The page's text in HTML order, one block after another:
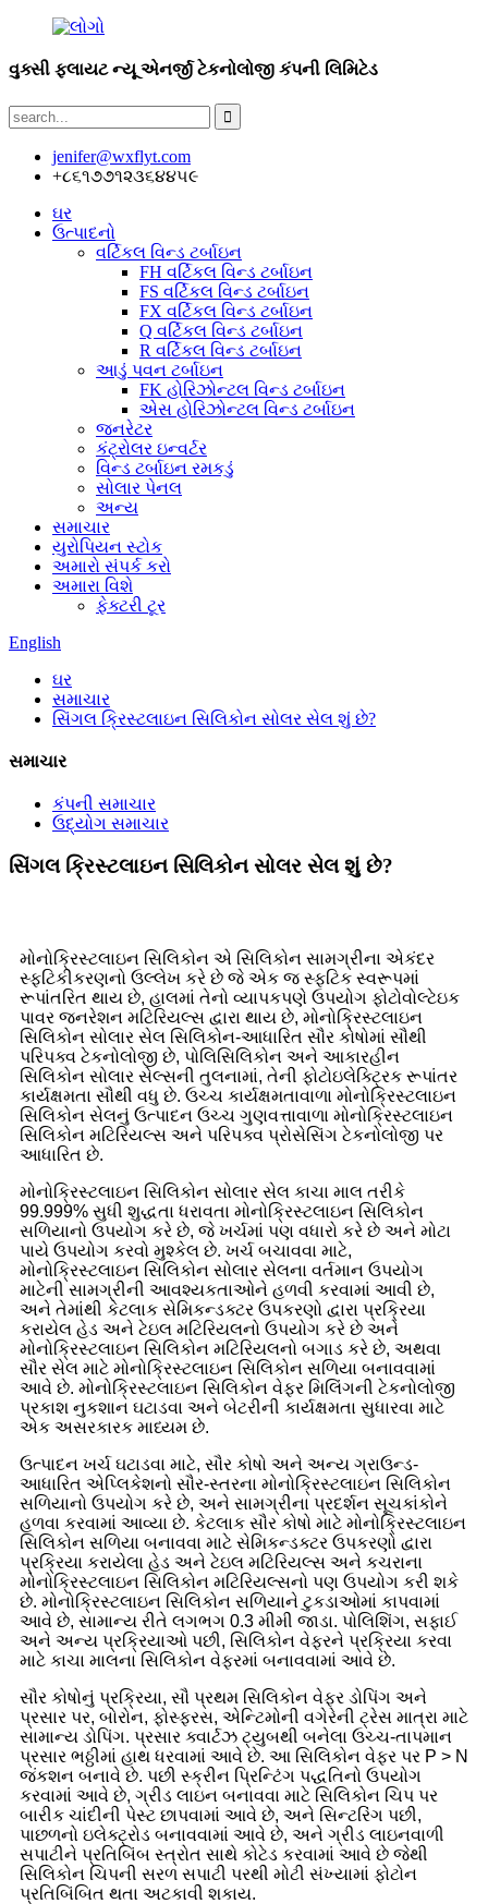
વુક્સી ફ્લાયટ ન્યૂ એનર્જી ટેકનોલોજી કંપની લિમિટેડ
jenifer@wxflyt.com
+૮૬૧૭૭૧૨૩૬૪૪૫૯
ઘર
ઉત્પાદનો
વર્ટિકલ વિન્ડ ટર્બાઇન
FH વર્ટિકલ વિન્ડ ટર્બાઇન
FS વર્ટિકલ વિન્ડ ટર્બાઇન
FX વર્ટિકલ વિન્ડ ટર્બાઇન
Q વર્ટિકલ વિન્ડ ટર્બાઇન
R વર્ટિકલ વિન્ડ ટર્બાઇન
આડું પવન ટર્બાઇન
FK હોરિઝોન્ટલ વિન્ડ ટર્બાઇન
એસ હોરિઝોન્ટલ વિન્ડ ટર્બાઇન
જનરેટર
કંટ્રોલર ઇન્વર્ટર
વિન્ડ ટર્બાઇન રમકડું
સોલાર પેનલ
અન્ય
સમાચાર
યુરોપિયન સ્ટોક
અમારો સંપર્ક કરો
અમારા વિશે
ફેક્ટરી ટૂર
English
ઘર
સમાચાર
સિંગલ ક્રિસ્ટલાઇન સિલિકોન સોલર સેલ શું છે?
સમાચાર
કંપની સમાચાર
ઉદ્યોગ સમાચાર
સિંગલ ક્રિસ્ટલાઇન સિલિકોન સોલર સેલ શું છે?
મોનોક્રિસ્ટલાઇન સિલિકોન એ સિલિકોન સામગ્રીના એકંદર
સ્ફટિકીકરણનો ઉલ્લેખ કરે છે જે એક જ સ્ફટિક સ્વરૂપમાં
રૂપાંતરિત થાય છે, હાલમાં તેનો વ્યાપકપણે ઉપયોગ ફોટોવોલ્ટેઇક
પાવર જનરેશન મટિરિયલ્સ દ્વારા થાય છે, મોનોક્રિસ્ટલાઇન
સિલિકોન સોલાર સેલ સિલિકોન-આધારિત સૌર કોષોમાં સૌથી
પરિપક્વ ટેકનોલોજી છે, પોલિસિલિકોન અને આકારહીન
સિલિકોન સોલાર સેલ્સની તુલનામાં, તેની ફોટોઇલેક્ટ્રિક રૂપાંતર
કાર્યક્ષમતા સૌથી વધુ છે. ઉચ્ચ કાર્યક્ષમતાવાળા મોનોક્રિસ્ટલાઇન
સિલિકોન સેલનું ઉત્પાદન ઉચ્ચ ગુણવત્તાવાળા મોનોક્રિસ્ટલાઇન
સિલિકોન મટિરિયલ્સ અને પરિપક્વ પ્રોસેસિંગ ટેકનોલોજી પર
આધારિત છે.
મોનોક્રિસ્ટલાઇન સિલિકોન સોલાર સેલ કાચા માલ તરીકે
99.999% સુધી શુદ્ધતા ધરાવતા મોનોક્રિસ્ટલાઇન સિલિકોન
સળિયાનો ઉપયોગ કરે છે, જે ખર્ચમાં પણ વધારો કરે છે અને મોટા
પાયે ઉપયોગ કરવો મુશ્કેલ છે. ખર્ચ બચાવવા માટે,
મોનોક્રિસ્ટલાઇન સિલિકોન સોલાર સેલના વર્તમાન ઉપયોગ
માટેની સામગ્રીની આવશ્યકતાઓને હળવી કરવામાં આવી છે,
અને તેમાંથી કેટલાક સેમિકન્ડક્ટર ઉપકરણો દ્વારા પ્રક્રિયા
કરાયેલ હેડ અને ટેઇલ મટિરિયલનો ઉપયોગ કરે છે અને
મોનોક્રિસ્ટલાઇન સિલિકોન મટિરિયલનો બગાડ કરે છે, અથવા
સૌર સેલ માટે મોનોક્રિસ્ટલાઇન સિલિકોન સળિયા બનાવવામાં
આવે છે. મોનોક્રિસ્ટલાઇન સિલિકોન વેફર મિલિંગની ટેકનોલોજી
પ્રકાશ નુકશાન ઘટાડવા અને બેટરીની કાર્યક્ષમતા સુધારવા માટે
એક અસરકારક માધ્યમ છે.
ઉત્પાદન ખર્ચ ઘટાડવા માટે, સૌર કોષો અને અન્ય ગ્રાઉન્ડ-
આધારિત એપ્લિકેશનો સૌર-સ્તરના મોનોક્રિસ્ટલાઇન સિલિકોન
સળિયાનો ઉપયોગ કરે છે, અને સામગ્રીના પ્રદર્શન સૂચકાંકોને
હળવા કરવામાં આવ્યા છે. કેટલાક સૌર કોષો માટે મોનોક્રિસ્ટલાઇન
સિલિકોન સળિયા બનાવવા માટે સેમિકન્ડક્ટર ઉપકરણો દ્વારા
પ્રક્રિયા કરાયેલા હેડ અને ટેઇલ મટિરિયલ્સ અને કચરાના
મોનોક્રિસ્ટલાઇન સિલિકોન મટિરિયલ્સનો પણ ઉપયોગ કરી શકે
છે. મોનોક્રિસ્ટલાઇન સિલિકોન સળિયાને ટુકડાઓમાં કાપવામાં
આવે છે, સામાન્ય રીતે લગભગ 0.3 મીમી જાડા. પોલિશિંગ, સફાઈ
અને અન્ય પ્રક્રિયાઓ પછી, સિલિકોન વેફરને પ્રક્રિયા કરવા
માટે કાચા માલના સિલિકોન વેફરમાં બનાવવામાં આવે છે.
સૌર કોષોનું પ્રક્રિયા, સૌ પ્રથમ સિલિકોન વેફર ડોપિંગ અને
પ્રસાર પર, બોરોન, ફોસ્ફરસ, એન્ટિમોની વગેરેની ટ્રેસ માત્રા માટે
સામાન્ય ડોપિંગ. પ્રસાર ક્વાર્ટઝ ટ્યુબથી બનેલા ઉચ્ચ-તાપમાન
પ્રસાર ભઠ્ઠીમાં હાથ ધરવામાં આવે છે. આ સિલિકોન વેફર પર P > N
જંકશન બનાવે છે. પછી સ્ક્રીન પ્રિન્ટિંગ પદ્ધતિનો ઉપયોગ
કરવામાં આવે છે, ગ્રીડ લાઇન બનાવવા માટે સિલિકોન ચિપ પર
બારીક ચાંદીની પેસ્ટ છાપવામાં આવે છે, અને સિન્ટરિંગ પછી,
પાછળનો ઇલેક્ટ્રોડ બનાવવામાં આવે છે, અને ગ્રીડ લાઇનવાળી
સપાટીને પ્રતિબિંબ સ્ત્રોત સાથે કોટેડ કરવામાં આવે છે જેથી
સિલિકોન ચિપની સરળ સપાટી પરથી મોટી સંખ્યામાં ફોટોન
પ્રતિબિંબિત થતા અટકાવી શકાય.